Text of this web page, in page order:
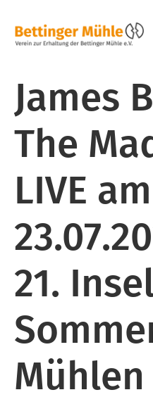
James
The
LIVE am
21.
Mühlen